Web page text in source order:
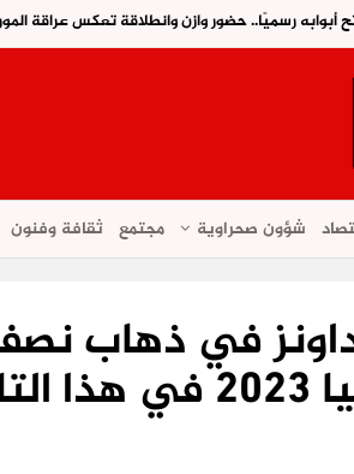
أبوابه رسميًا.. حضور وازن وانطلاقة تعكس عراقة
شؤون صحراوية مجتمع ثقافة وفنون
في ذهاب